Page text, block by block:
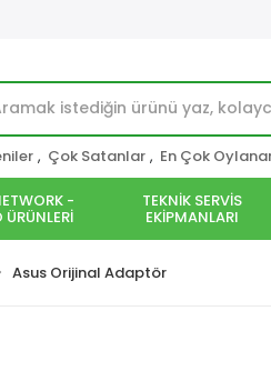
, Çok Satanlar , En Çok
-
ÜRÜNLERİ
TEKNİK SERVİS
EKİPMANLARI
Asus Orijinal Adaptör